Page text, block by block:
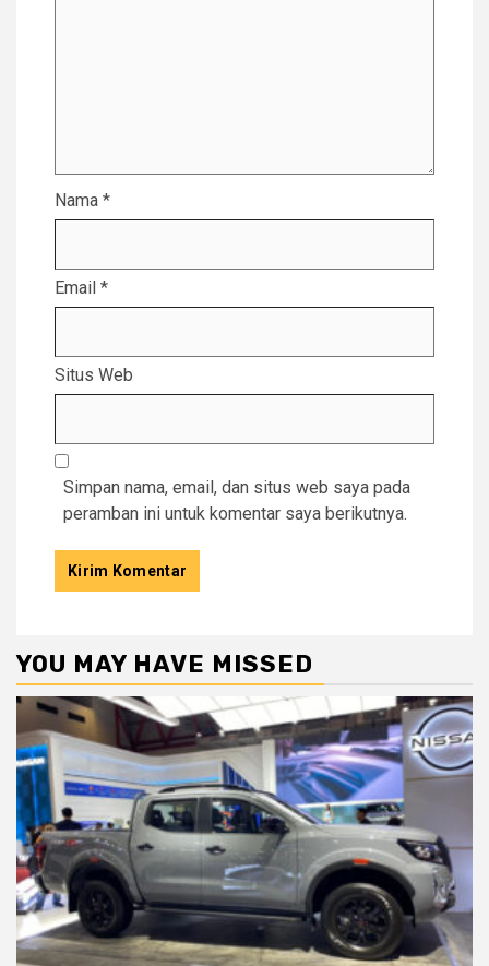
Nama *
Email *
Situs Web
Simpan nama, email, dan situs web saya pada
peramban ini untuk komentar saya berikutnya.
YOU MAY HAVE MISSED